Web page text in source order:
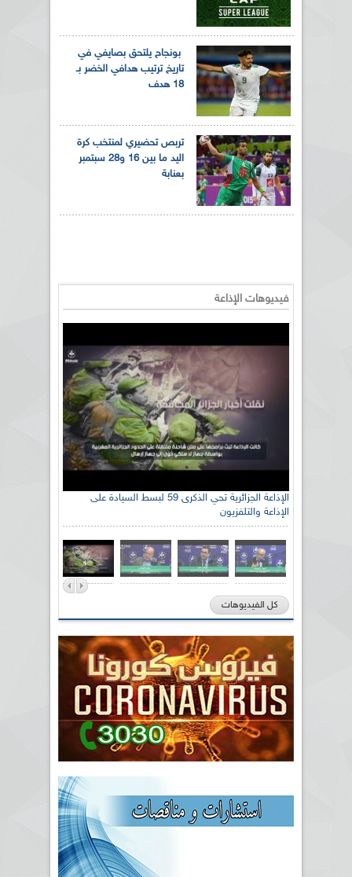
بونجاح يلتحق بصايفي في
تاريخ ترتيب هدافي الخضر بـ
18 هدف
تربص تحضيري لمنتخب كرة
اليد ما بين 16 و28 سبتمبر
بعنابة
فيديوهات الإذاعة
الإذاعة الجزائرية تحي الذكرى 59 لبسط السيادة على
الإذاعة والتلفزيون
كل الفيديوهات